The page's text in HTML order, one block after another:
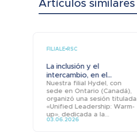
Artículos similares
FILIALE RSC
La inclusión y el
intercambio, en el...
Nuestra filial Hydel, con
sede en Ontario (Canadá),
organizó una sesión titulada
«Unified Leadership: Warm-
up», dedicada a la...
03.06.2026